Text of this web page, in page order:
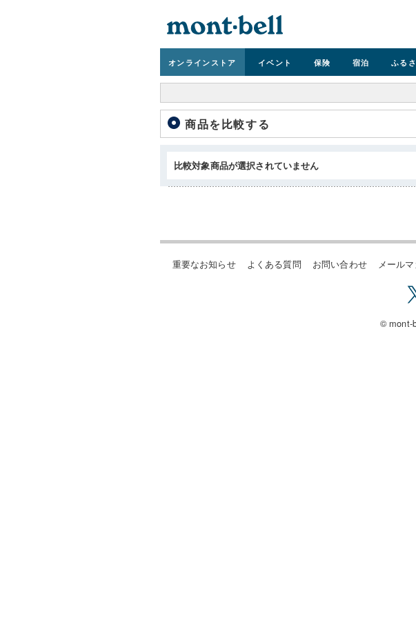
オンラインストア イベント 保険 宿泊 ふる
商品を比較する
比較対象商品が選択されていません
重要なお知らせ よくある質問 お問い合わせ メール
© mont-